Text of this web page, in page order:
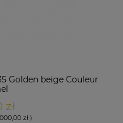
Golden beige Couleur
zł
zł )